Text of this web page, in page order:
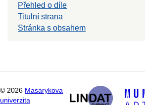
Přehled o díle
Titulní strana
Stránka s obsahem
© 2026 Masarykova
univerzita